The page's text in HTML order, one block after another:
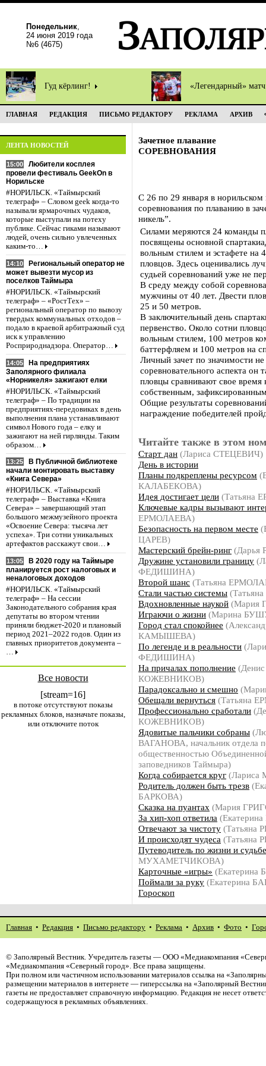
Понедельник,
24 июня 2019 года
№6 (4675)
Гуд кёрлинг! «Легендарный»
ГЛАВНАЯ РЕДАКЦИЯ ПИСЬМО РЕДАКТОРУ РЕКЛАМА АРХИВ
ЛЕНТА НОВОСТЕЙ
15:00
Любители косплея
провели фестиваль GeekOn в
Норильске
#НОРИЛЬСК. «Таймырский
телеграф» – Словом geek когда-то
называли ярмарочных чудаков,
которые выступали на потеху
публике. Сейчас гиками называют
людей, очень сильно увлеченных
каким-то…
14:10
Региональный оператор не
может вывезти мусор из
поселков Таймыра
#НОРИЛЬСК. «Таймырский
телеграф» – «РостТех» –
региональный оператор по вывозу
твердых коммунальных отходов –
подало в краевой арбитражный суд
иск к управлению
Росприроднадзора. Оператор…
14:05
На предприятиях
Заполярного филиала
«Норникеля» зажигают елки
#НОРИЛЬСК. «Таймырский
телеграф» – По традиции на
предприятиях-передовиках в день
выполнения плана устанавливают
символ Нового года – елку и
зажигают на ней гирлянды. Таким
образом…
13:25
В Публичной библиотеке
начали монтировать выставку
«Книга Севера»
#НОРИЛЬСК. «Таймырский
телеграф» – Выставка «Книга
Севера» – завершающий этап
большого межмузейного проекта
«Освоение Севера: тысяча лет
успеха». Три сотни уникальных
артефактов расскажут свои…
13:05
В 2020 году на Таймыре
планируется рост налоговых и
неналоговых доходов
#НОРИЛЬСК. «Таймырский
телеграф» – На сессии
Законодательного собрания края
депутаты во втором чтении
приняли бюджет-2020 и плановый
период 2021–2022 годов. Один из
главных приоритетов документа –
…
Все новости
[stream=16]
в потоке отсутствуют показы
рекламных блоков, назначьте показы,
или отключите поток
Зачетное плавание
СОРЕВНОВАНИЯ
С 26 по 29 января в норильском
соревнования по плаванию в
никель”.
Силами меряются 24 команды
посвящены основной
вольным стилем и эстафете на
пловцов. Здесь оценивались
судьей соревнований уже не
В среду между собой
мужчины от 40 лет. Двести
25 и 50 метров.
В заключительный день
первенство. Около сотни
вольным стилем, 100 метров
баттерфляем и 100 метров на
Личный зачет по значимости
соревновательного аспекта
пловцы сравнивают свое время
собственным,
Общие результаты
награждение победителей
Читайте также в этом
Старт дан (Лариса СТЕЦЕВИЧ)
День в истории
Планы подкреплены ресурсом
КАЛАБЕКОВА)
Идея достигает цели (Татьяна
Ключевые кадры вызывают
ЕРМОЛАЕВА)
Безопасность на первом месте
ЦАРЕВ)
Мастерский брейн-ринг
Дружине установили границу
ФЕДИШИНА)
Второй шанс (Татьяна
Стали частью системы
Вдохновленные наукой (Мария
Играючи о жизни (Марина
Город стал спокойнее
КАМЫШЕВА)
По легенде и в реальности
ФЕДИШИНА)
На причалах пополнение (Денис
КОЖЕВНИКОВ)
Парадоксально и смешно
Обещали вернуться (Татьяна
Профессионально сработали
КОЖЕВНИКОВ)
Ядовитые пальчики собраны
ВАГАНОВА, начальник отдела
общественностью
заповедников Таймыра)
Когда собирается круг
Родитель должен быть трезв
БАРКОВА)
Сказка на пуантах (Мария
За хип-хоп ответила
Отвечают за чистоту (Татьяна
И происходят чудеса (Татьяна
Путеводитель по жизни и судьбе
МУХАМЕТЧИКОВА)
Карточные «игры»
Поймали за руку (Екатерина
Гороскоп
Главная • Редакция • Письмо редактору • Реклама • Архив • Фото •
© Заполярный Вестник. Учредитель газеты — ООО «Медиакомпания
«Медиакомпания «Северный город». Все права защищены.
При полном или частичном использовании материалов ссылка на
размещении материалов в интернете — гиперссылка на «Заполярный
газеты не предоставляет справочную информацию. Редакция не несет
содержащуюся в рекламных объявлениях.